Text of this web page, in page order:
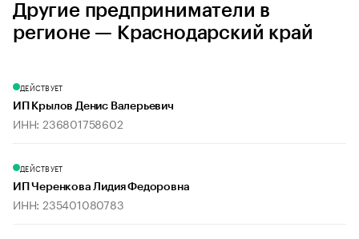
Другие предприниматели в
регионе — Краснодарский край
ДЕЙСТВУЕТ
ИП Крылов Денис Валерьевич
ИНН: 236801758602
ДЕЙСТВУЕТ
ИП Черенкова Лидия Федоровна
ИНН: 235401080783